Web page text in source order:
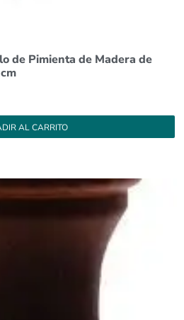
de Pimienta de Madera de
AL CARRITO